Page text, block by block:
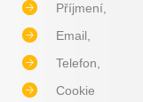
Příjmení,
Email,
Telefon,
Cookie